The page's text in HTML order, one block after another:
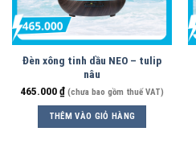
Đèn xông tinh dầu NEO – tulip
nâu
465.000₫ (chưa bao gồm thuế VAT)
THÊM VÀO GIỎ HÀNG